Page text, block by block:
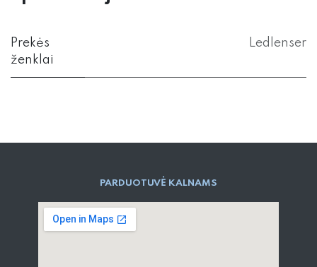
Prekės
ženklai
Ledlenser
PARD​UOTUVĖ​ KALNAMS